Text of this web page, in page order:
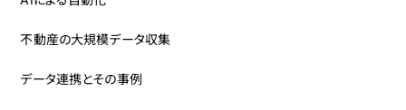
不動産の大規模データ収集
データ連携とその事例